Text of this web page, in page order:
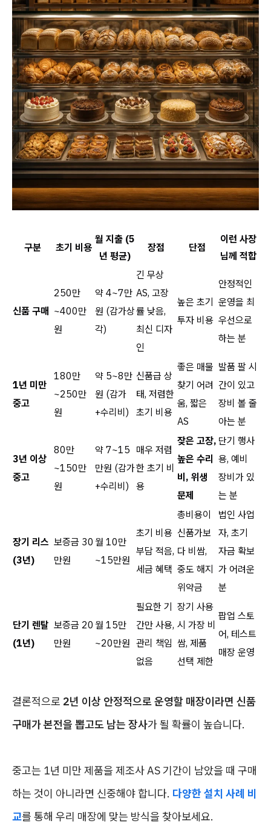
구분 초기 비용
월 지출 (5
년 평균)
장점 단점
이런 사장
님께 적합
신품 구매
250만
~400만
원
약 4~7만
원 (감가상
각)
긴 무상
AS, 고장
률 낮음,
최신 디자
인
높은 초기
투자 비용
안정적인
운영을 최
우선으로
하는 분
1년 미만
중고
180만
~250만
원
약 5~8만
원 (감가
+수리비)
신품급 상
태, 저렴한
초기 비용
좋은 매물
찾기 어려
움, 짧은
AS
발품 팔 시
간이 있고
장비 볼 줄
아는 분
3년 이상
중고
80만
~150만
원
약 7~15
만원 (감가
+수리비)
매우 저렴
한 초기 비
용
잦은 고장,
높은 수리
비, 위생
문제
단기 행사
용, 예비
장비가 있
는 분
장기 리스
(3년)
보증금 30
만원
월 10만
~15만원
초기 비용
부담 적음,
세금 혜택
총비용이
신품가보
다 비쌈,
중도 해지
위약금
법인 사업
자, 초기
자금 확보
가 어려운
분
단기 렌탈
(1년)
보증금 20
만원
월 15만
~20만원
필요한 기
간만 사용,
관리 책임
없음
장기 사용
시 가장 비
쌈, 제품
선택 제한
팝업 스토
어, 테스트
매장 운영
결론적으로 2년 이상 안정적으로 운영할 매장이라면 신품
구매가 본전을 뽑고도 남는 장사가 될 확률이 높습니다.
중고는 1년 미만 제품을 제조사 AS 기간이 남았을 때 구매
하는 것이 아니라면 신중해야 합니다. 다양한 설치 사례 비
교를 통해 우리 매장에 맞는 방식을 찾아보세요.